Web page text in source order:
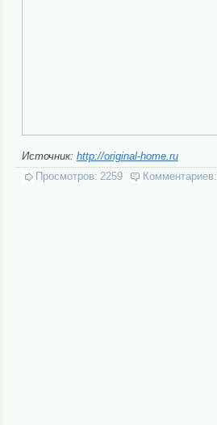
Источник: http://original-home.ru
Просмотров: 2259 Комментариев: